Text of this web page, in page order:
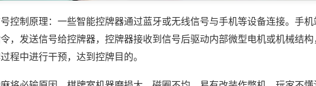
控制原理：一些智能控牌器通过蓝牙或无线信号与手机等设备连接。手
，发送信号给控牌器，控牌器接收到信号后驱动内部微型电机或机械结
程中进行干预，达到控牌目的。